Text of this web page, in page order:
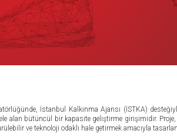
İstanbul Kalkınma Ajansı (İSTKA)
alan bütüncül bir kapasite geliştirme girişimidir.
ve teknoloji odaklı hale getirmek amacıyla